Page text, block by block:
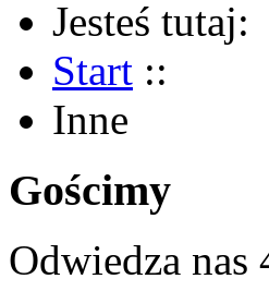
Jesteś tutaj:
Start ::
Inne
Gościmy
Odwiedza